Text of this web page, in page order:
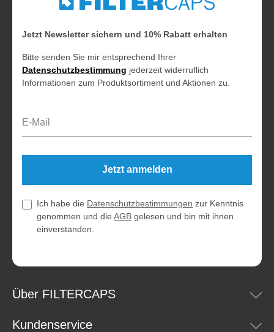
Jetzt Newsletter sichern und 10% Rabatt erhalten
Bitte senden Sie mir entsprechend Ihrer
Datenschutzbestimmung jederzeit widerruflich
Informationen zum Produktsortiment und Aktionen zu.
Jetzt anmelden
Ich habe die Datenschutzbestimmungen zur Kenntnis
genommen und die AGB gelesen und bin mit ihnen
einverstanden.
Über FILTERCAPS
Kundenservice